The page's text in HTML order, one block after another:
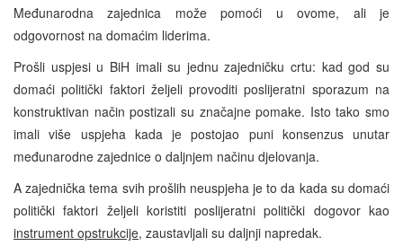
Međunarodna zajednica može pomoći u ovome, ali je
odgovornost na domaćim liderima.
Prošli uspjesi u BiH imali su jednu zajedničku crtu: kad god su
domaći politički faktori željeli provoditi poslijeratni sporazum na
konstruktivan način postizali su značajne pomake. Isto tako smo
imali više uspjeha kada je postojao puni konsenzus unutar
međunarodne zajednice o daljnjem načinu djelovanja.
A zajednička tema svih prošlih neuspjeha je to da kada su domaći
politički faktori željeli koristiti poslijeratni politički dogovor kao
instrument opstrukcije, zaustavljali su daljnji napredak.